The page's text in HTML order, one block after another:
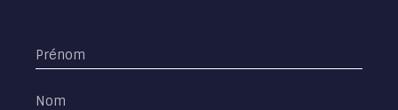
Prénom
Nom